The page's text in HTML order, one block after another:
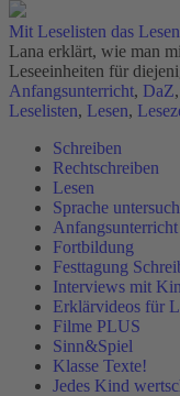
Mit Leselisten das
Lana erklärt, wie man
Leseeinheiten für
Anfangsunterricht, DaZ,
Leselisten, Lesen,
Schreiben
Rechtschreiben
Lesen
Sprache
Anfangsunterricht
Fortbildung
Festtagung
Interviews mit
Erklärvideos für
Filme PLUS
Sinn&Spiel
Klasse Texte!
Jedes Kind